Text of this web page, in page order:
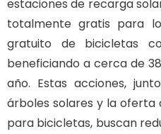
estaciones de recarga
totalmente gratis para
gratuito de bicicletas
beneficiando a cerca de
año. Estas acciones,
árboles solares y la oferta
para bicicletas, buscan